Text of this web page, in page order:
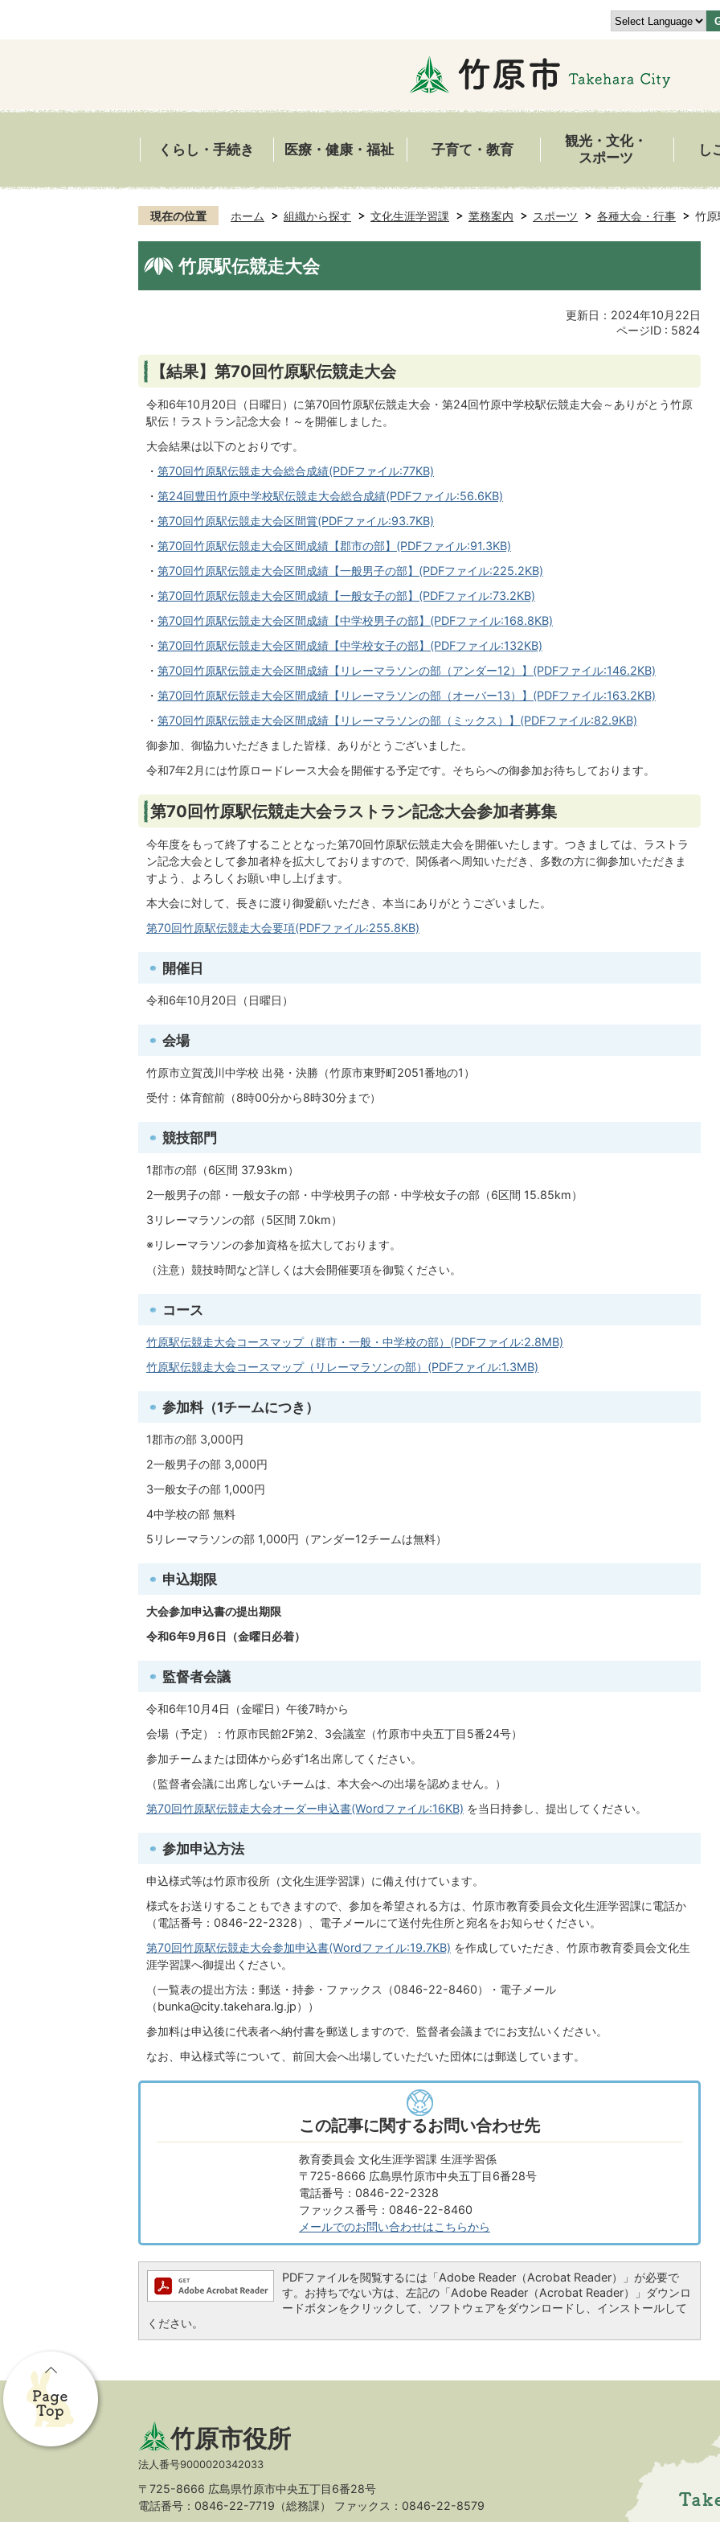
くらし・手続き 医療・健康・福祉 子育て・教育
観光・文化・
スポーツ
し
現在の位置 ホーム 組織から探す 文化生涯学習課 業務案内 スポーツ 各種大会・行事 竹原
竹原駅伝競走大会
更新日：2024年10月22日
ページID : 5824
【結果】第70回竹原駅伝競走大会
令和6年10月20日（日曜日）に第70回竹原駅伝競走大会・第24回竹原中学校駅伝競走大会～ありがとう竹原
駅伝！ラストラン記念大会！～を開催しました。
大会結果は以下のとおりです。
・ 第70回竹原駅伝競走大会総合成績(PDFファイル:77KB)
・ 第24回豊田竹原中学校駅伝競走大会総合成績(PDFファイル:56.6KB)
・ 第70回竹原駅伝競走大会区間賞(PDFファイル:93.7KB)
・ 第70回竹原駅伝競走大会区間成績【郡市の部】(PDFファイル:91.3KB)
・ 第70回竹原駅伝競走大会区間成績【一般男子の部】(PDFファイル:225.2KB)
・ 第70回竹原駅伝競走大会区間成績【一般女子の部】(PDFファイル:73.2KB)
・ 第70回竹原駅伝競走大会区間成績【中学校男子の部】(PDFファイル:168.8KB)
・ 第70回竹原駅伝競走大会区間成績【中学校女子の部】(PDFファイル:132KB)
・ 第70回竹原駅伝競走大会区間成績【リレーマラソンの部（アンダー12）】(PDFファイル:146.2KB)
・ 第70回竹原駅伝競走大会区間成績【リレーマラソンの部（オーバー13）】(PDFファイル:163.2KB)
・ 第70回竹原駅伝競走大会区間成績【リレーマラソンの部（ミックス）】(PDFファイル:82.9KB)
御参加、御協力いただきました皆様、ありがとうございました。
令和7年2月には竹原ロードレース大会を開催する予定です。そちらへの御参加お待ちしております。
第70回竹原駅伝競走大会ラストラン記念大会参加者募集
今年度をもって終了することとなった第70回竹原駅伝競走大会を開催いたします。つきましては、ラストラ
ン記念大会として参加者枠を拡大しておりますので、関係者へ周知いただき、多数の方に御参加いただきま
すよう、よろしくお願い申し上げます。
本大会に対して、長きに渡り御愛顧いただき、本当にありがとうございました。
第70回竹原駅伝競走大会要項(PDFファイル:255.8KB)
開催日
令和6年10月20日（日曜日）
会場
竹原市立賀茂川中学校 出発・決勝（竹原市東野町2051番地の1）
受付：体育館前（8時00分から8時30分まで）
競技部門
1郡市の部（6区間 37.93km）
2一般男子の部・一般女子の部・中学校男子の部・中学校女子の部（6区間 15.85km）
3リレーマラソンの部（5区間 7.0km）
※リレーマラソンの参加資格を拡大しております。
（注意）競技時間など詳しくは大会開催要項を御覧ください。
コース
竹原駅伝競走大会コースマップ（群市・一般・中学校の部）(PDFファイル:2.8MB)
竹原駅伝競走大会コースマップ（リレーマラソンの部）(PDFファイル:1.3MB)
参加料（1チームにつき）
1郡市の部 3,000円
2一般男子の部 3,000円
3一般女子の部 1,000円
4中学校の部 無料
5リレーマラソンの部 1,000円（アンダー12チームは無料）
申込期限
大会参加申込書の提出期限
令和6年9月6日（金曜日必着）
監督者会議
令和6年10月4日（金曜日）午後7時から
会場（予定）：竹原市民館2F第2、3会議室（竹原市中央五丁目5番24号）
参加チームまたは団体から必ず1名出席してください。
（監督者会議に出席しないチームは、本大会への出場を認めません。）
第70回竹原駅伝競走大会オーダー申込書(Wordファイル:16KB) を当日持参し、提出してください。
参加申込方法
申込様式等は竹原市役所（文化生涯学習課）に備え付けています。
様式をお送りすることもできますので、参加を希望される方は、竹原市教育委員会文化生涯学習課に電話か
（電話番号：0846-22-2328）、電子メールにて送付先住所と宛名をお知らせください。
第70回竹原駅伝競走大会参加申込書(Wordファイル:19.7KB) を作成していただき、竹原市教育委員会文化生
涯学習課へ御提出ください。
（一覧表の提出方法：郵送・持参・ファックス（0846-22-8460）・電子メール
（bunka@city.takehara.lg.jp））
参加料は申込後に代表者へ納付書を郵送しますので、監督者会議までにお支払いください。
なお、申込様式等について、前回大会へ出場していただいた団体には郵送しています。
この記事に関するお問い合わせ先
教育委員会 文化生涯学習課 生涯学習係
〒725-8666 広島県竹原市中央五丁目6番28号
電話番号：0846-22-2328
ファックス番号：0846-22-8460
メールでのお問い合わせはこちらから
PDFファイルを閲覧するには「Adobe Reader（Acrobat Reader）」が必要で
す。お持ちでない方は、左記の「Adobe Reader（Acrobat Reader）」ダウンロ
ードボタンをクリックして、ソフトウェアをダウンロードし、インストールして
ください。
竹原市役所
法人番号9000020342033
〒725-8666 広島県竹原市中央五丁目6番28号
電話番号：0846-22-7719（総務課） ファックス：0846-22-8579